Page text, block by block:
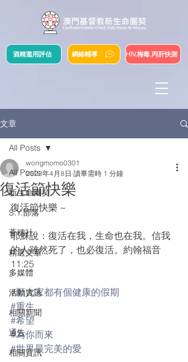
網絡輔導
酒精濫用評估 HIV,梅毒,丙肝快測
文章
All Posts
新生命團契
S.Y.部落
薈穗社
精選文章
多媒體
活動資訊
相關新聞
通告
相關資訊
All Posts
復活節快樂
wongmomo0301
2023年4月8日 讀畢需時 1 分鐘
復活節快樂 ~
耶穌說：復活在我，生命也在我。信我
的人雖然死了，也必復活。約翰福音
11:25
#願大家都有個健康的假期
#重生
#希望
#為你而來
#世界最完美的愛